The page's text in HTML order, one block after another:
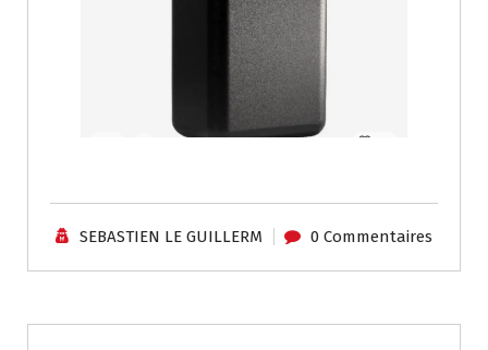
SEBASTIEN LE GUILLERM 0 Commentaires